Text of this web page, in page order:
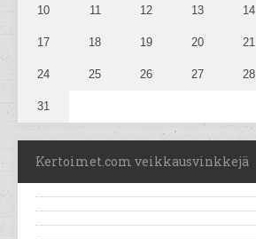
10 11 12 13 14
17 18 19 20 21
24 25 26 27 28
31
Kertoimet.com veikkausvinkkejä